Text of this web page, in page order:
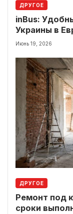
ДРУГОЕ
inBus:
Украины в
Июнь 19, 2026
ДРУГОЕ
Ремонт под
сроки